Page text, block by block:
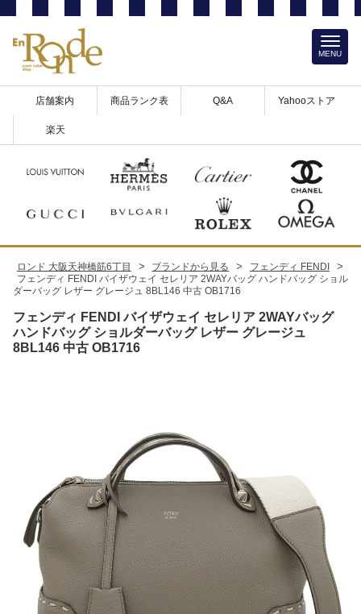
店舗案内 商品ランク表 Q&A Yahooストア
楽天
MENU
ロンド 大阪天神橋筋6丁目 > ブランドから見る > フェンディ FENDI >
フェンディ FENDI バイザウェイ セレリア 2WAYバッグ ハンドバッグ ショル
ダーバッグ レザー グレージュ 8BL146 中古 OB1716
フェンディ FENDI バイザウェイ セレリア 2WAYバッグ
ハンドバッグ ショルダーバッグ レザー グレージュ
8BL146 中古 OB1716